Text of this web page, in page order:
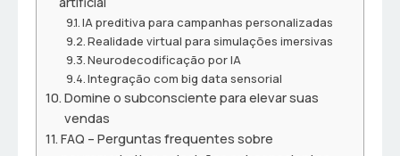
IA preditiva para campanhas personalizadas
Realidade virtual para simulações imersivas
Neurodecodificação por IA
Integração com big data sensorial
Domine o subconsciente para elevar suas
vendas
FAQ – Perguntas frequentes sobre